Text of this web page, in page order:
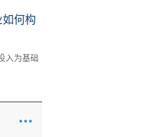
如何构
入为基础